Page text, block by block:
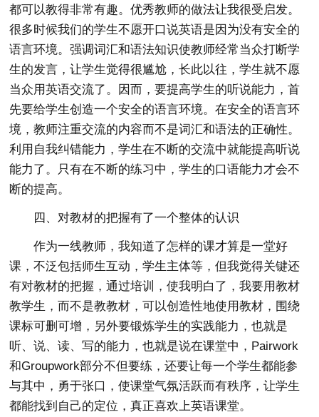
都可以教得非常有趣。优秀教师的做法让我很受启发。
很多时候我们的学生不愿开口说英语是因为没有安全的
语言环境。强调词汇和语法知识使教师经常当众打断学
生的发言，让学生觉得很尴尬，长此以往，学生就不愿
当众用英语交流了。因而，要提高学生的听说能力，首
先要给学生创造一个安全的语言环境。在安全的语言环
境，教师注重交流的内容而不是词汇和语法的正确性。
利用自我纠错能力，学生在不断的交流中就能提高听说
能力了。只有在不断的练习中，学生的口语能力才会不
断的提高。
四、对教材的把握有了一个整体的认识
作为一线教师，我知道了怎样的课才算是一堂好
课，不泛包括师生互动，学生主体等，但我觉得关键还
有对教材的把握，通过培训，使我明白了，我要用教材
教学生，而不是教教材，可以创造性地使用教材，围绕
课标可删可增，另外要锻炼学生的实践能力，也就是
听、说、读、写的能力，也就是说在课堂中，Pairwork
和Groupwork部分不但要练，还要让每一个学生都能参
与其中，勇于张口，使课堂气氛活跃而有秩序，让学生
都能找到自己的定位，真正喜欢上英语课堂。